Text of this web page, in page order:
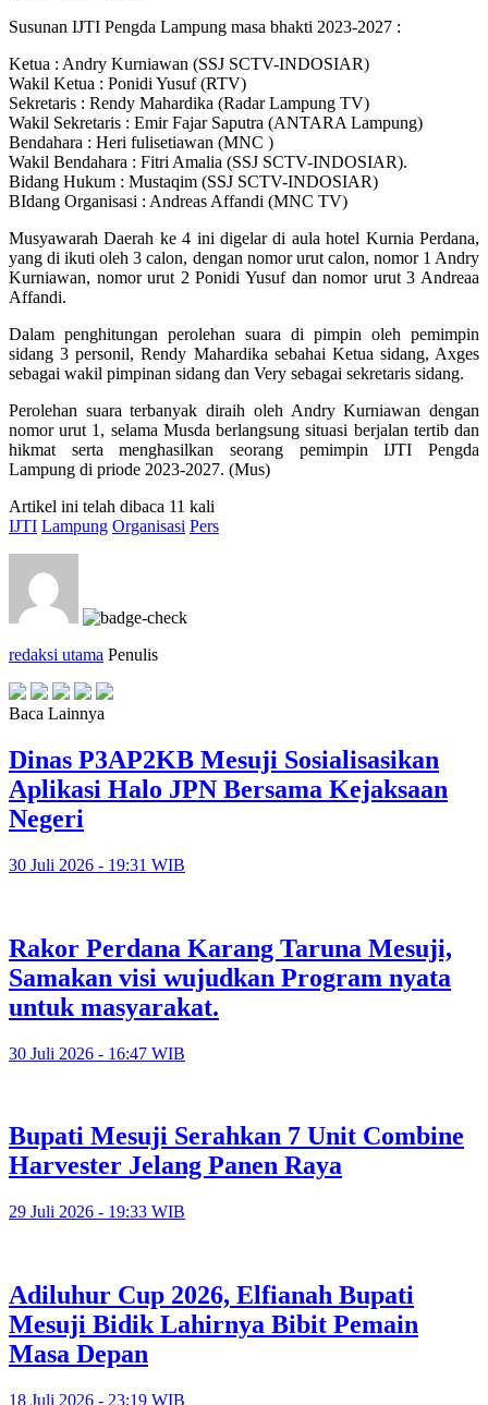
Susunan IJTI Pengda Lampung masa bhakti 2023-2027 :
Ketua : Andry Kurniawan (SSJ SCTV-INDOSIAR)
Wakil Ketua : Ponidi Yusuf (RTV)
Sekretaris : Rendy Mahardika (Radar Lampung TV)
Wakil Sekretaris : Emir Fajar Saputra (ANTARA Lampung)
Bendahara : Heri fulisetiawan (MNC )
Wakil Bendahara : Fitri Amalia (SSJ SCTV-INDOSIAR).
Bidang Hukum : Mustaqim (SSJ SCTV-INDOSIAR)
BIdang Organisasi : Andreas Affandi (MNC TV)
Musyawarah Daerah ke 4 ini digelar di aula hotel Kurnia Perdana,
yang di ikuti oleh 3 calon, dengan nomor urut calon, nomor 1 Andry
Kurniawan, nomor urut 2 Ponidi Yusuf dan nomor urut 3 Andreaa
Affandi.
Dalam penghitungan perolehan suara di pimpin oleh pemimpin
sidang 3 personil, Rendy Mahardika sebahai Ketua sidang, Axges
sebagai wakil pimpinan sidang dan Very sebagai sekretaris sidang.
Perolehan suara terbanyak diraih oleh Andry Kurniawan dengan
nomor urut 1, selama Musda berlangsung situasi berjalan tertib dan
hikmat serta menghasilkan seorang pemimpin IJTI Pengda
Lampung di priode 2023-2027. (Mus)
Artikel ini telah dibaca 11 kali
IJTI Lampung Organisasi Pers
redaksi utama Penulis
Baca Lainnya
Dinas P3AP2KB Mesuji Sosialisasikan
Aplikasi Halo JPN Bersama Kejaksaan
Negeri
30 Juli 2026 - 19:31 WIB
Rakor Perdana Karang Taruna Mesuji,
Samakan visi wujudkan Program nyata
untuk masyarakat.
30 Juli 2026 - 16:47 WIB
Bupati Mesuji Serahkan 7 Unit Combine
Harvester Jelang Panen Raya
29 Juli 2026 - 19:33 WIB
Adiluhur Cup 2026, Elfianah Bupati
Mesuji Bidik Lahirnya Bibit Pemain
Masa Depan
18 Juli 2026 - 23:19 WIB